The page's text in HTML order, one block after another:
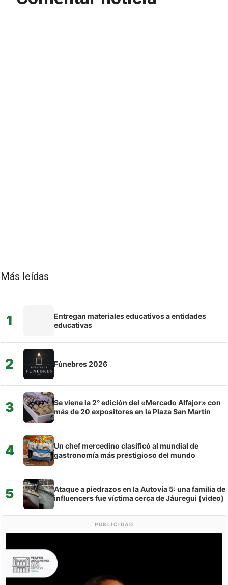
Más leídas
1
Entregan materiales educativos a entidades
educativas
2 Fúnebres 2026
3
Se viene la 2° edición del «Mercado Alfajor» con
más de 20 expositores en la Plaza San Martín
4
Un chef mercedino clasificó al mundial de
gastronomía más prestigioso del mundo
5
Ataque a piedrazos en la Autovía 5: una familia de
influencers fue víctima cerca de Jáuregui (video)
PUBLICIDAD